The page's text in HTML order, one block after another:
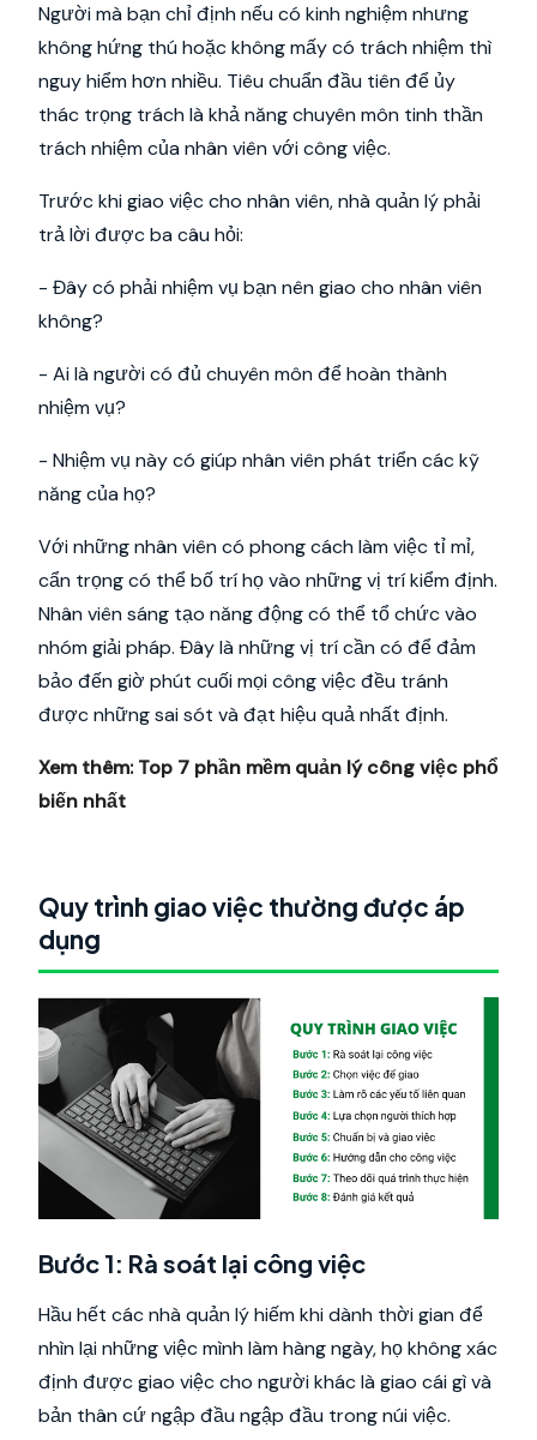
Người mà bạn chỉ định nếu có kinh nghiệm nhưng
không hứng thú hoặc không mấy có trách nhiệm thì
nguy hiểm hơn nhiều. Tiêu chuẩn đầu tiên để ủy
thác trọng trách là khả năng chuyên môn tinh thần
trách nhiệm của nhân viên với công việc.
Trước khi giao việc cho nhân viên, nhà quản lý phải
trả lời được ba câu hỏi:
- Đây có phải nhiệm vụ bạn nên giao cho nhân viên
không?
- Ai là người có đủ chuyên môn để hoàn thành
nhiệm vụ?
- Nhiệm vụ này có giúp nhân viên phát triển các kỹ
năng của họ?
Với những nhân viên có phong cách làm việc tỉ mỉ,
cẩn trọng có thể bố trí họ vào những vị trí kiểm định.
Nhân viên sáng tạo năng động có thể tổ chức vào
nhóm giải pháp. Đây là những vị trí cần có để đảm
bảo đến giờ phút cuối mọi công việc đều tránh
được những sai sót và đạt hiệu quả nhất định.
Xem thêm: Top 7 phần mềm quản lý công việc phổ
biến nhất
Quy trình giao việc thường được áp
dụng
Bước 1: Rà soát lại công việc
Hầu hết các nhà quản lý hiếm khi dành thời gian để
nhìn lại những việc mình làm hàng ngày, họ không xác
định được giao việc cho người khác là giao cái gì và
bản thân cứ ngập đầu ngập đầu trong núi việc.